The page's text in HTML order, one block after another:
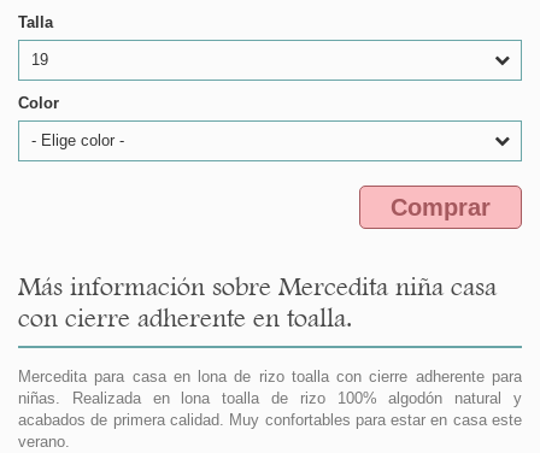
Talla
19
Color
- Elige color -
Comprar
Más información sobre Mercedita niña casa
con cierre adherente en toalla.
Mercedita para casa en lona de rizo toalla con cierre adherente para
niñas. Realizada en lona toalla de rizo 100% algodón natural y
acabados de primera calidad. Muy confortables para estar en casa este
verano.